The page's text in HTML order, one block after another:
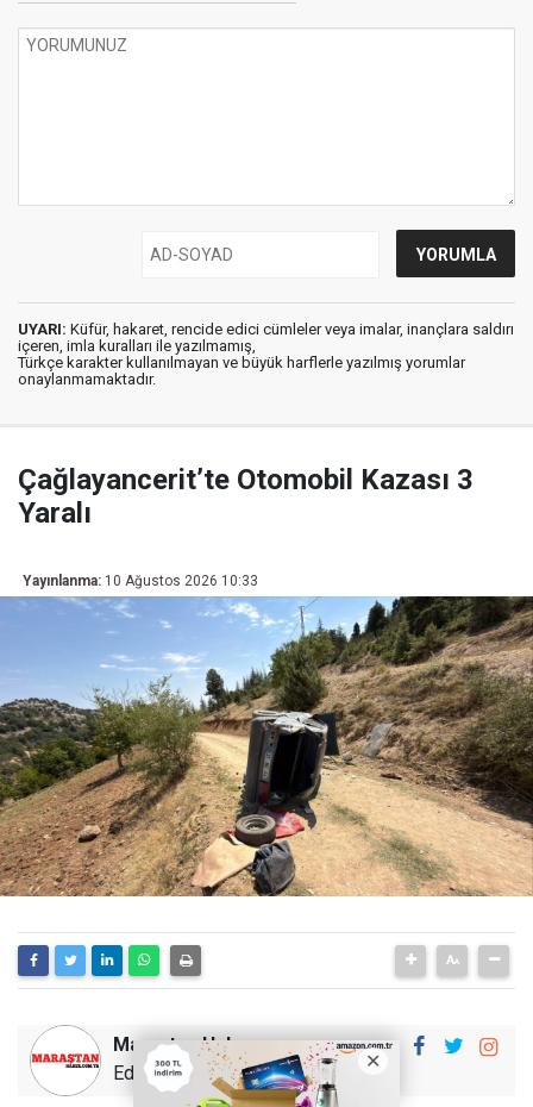
UYARI: Küfür, hakaret, rencide edici cümleler veya imalar, inançlara saldırı
içeren, imla kuralları ile yazılmamış,
Türkçe karakter kullanılmayan ve büyük harflerle yazılmış yorumlar
onaylanmamaktadır.
Çağlayancerit’te Otomobil Kazası 3
Yaralı
Yayınlanma: 10 Ağustos 2026 10:33
Maraştan Haber
Editör